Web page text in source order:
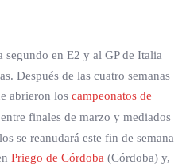
segundo en E2 y al GP de Italia
Después de las cuatro semanas
abrieron los campeonatos de
finales de marzo y mediados
se reanudará este fin de semana
Priego de Córdoba (Córdoba) y,